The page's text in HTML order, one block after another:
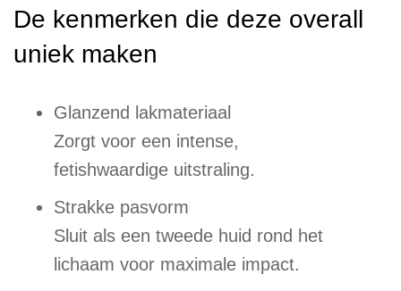
De kenmerken die deze overall
uniek maken
Glanzend lakmateriaal
Zorgt voor een intense,
fetishwaardige uitstraling.
Strakke pasvorm
Sluit als een tweede huid rond het
lichaam voor maximale impact.